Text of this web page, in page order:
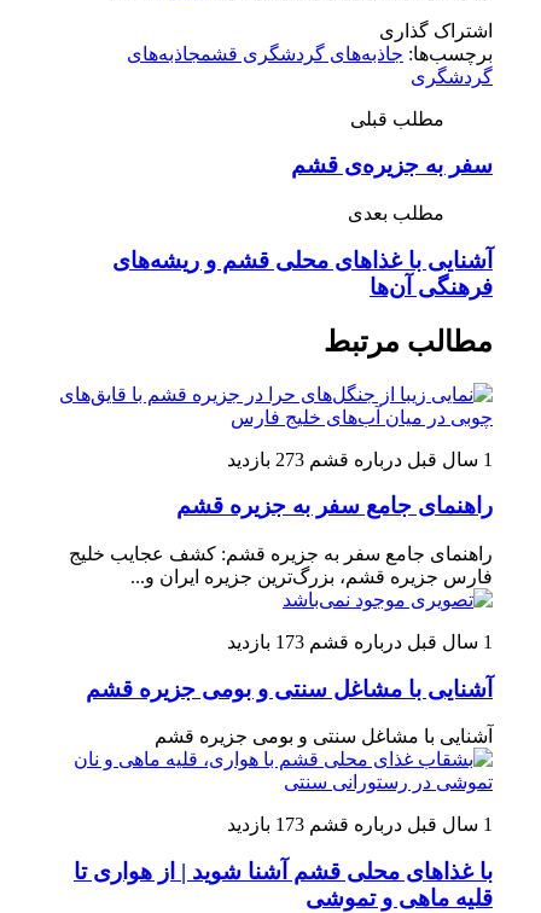
اشتراک گذاری
برچسب‌ها: جاذبه‌های گردشگری قشمجاذبه‌های
گردشگری
مطلب قبلی
سفر به جزیره‌ی قشم
مطلب بعدی
آشنایی با غذاهای محلی قشم و ریشه‌های
فرهنگی آن‌ها
مطالب مرتبط
1 سال قبل درباره قشم 273 بازدید
راهنمای جامع سفر به جزیره قشم
راهنمای جامع سفر به جزیره قشم: کشف عجایب خلیج
فارس جزیره قشم، بزرگ‌ترین جزیره ایران و...
1 سال قبل درباره قشم 173 بازدید
آشنایی با مشاغل سنتی و بومی جزیره قشم
آشنایی با مشاغل سنتی و بومی جزیره قشم
1 سال قبل درباره قشم 173 بازدید
با غذاهای محلی قشم آشنا شوید | از هواری تا
قلیه ماهی و تموشی